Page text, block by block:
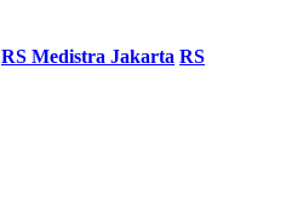
RS Medistra Jakarta RS